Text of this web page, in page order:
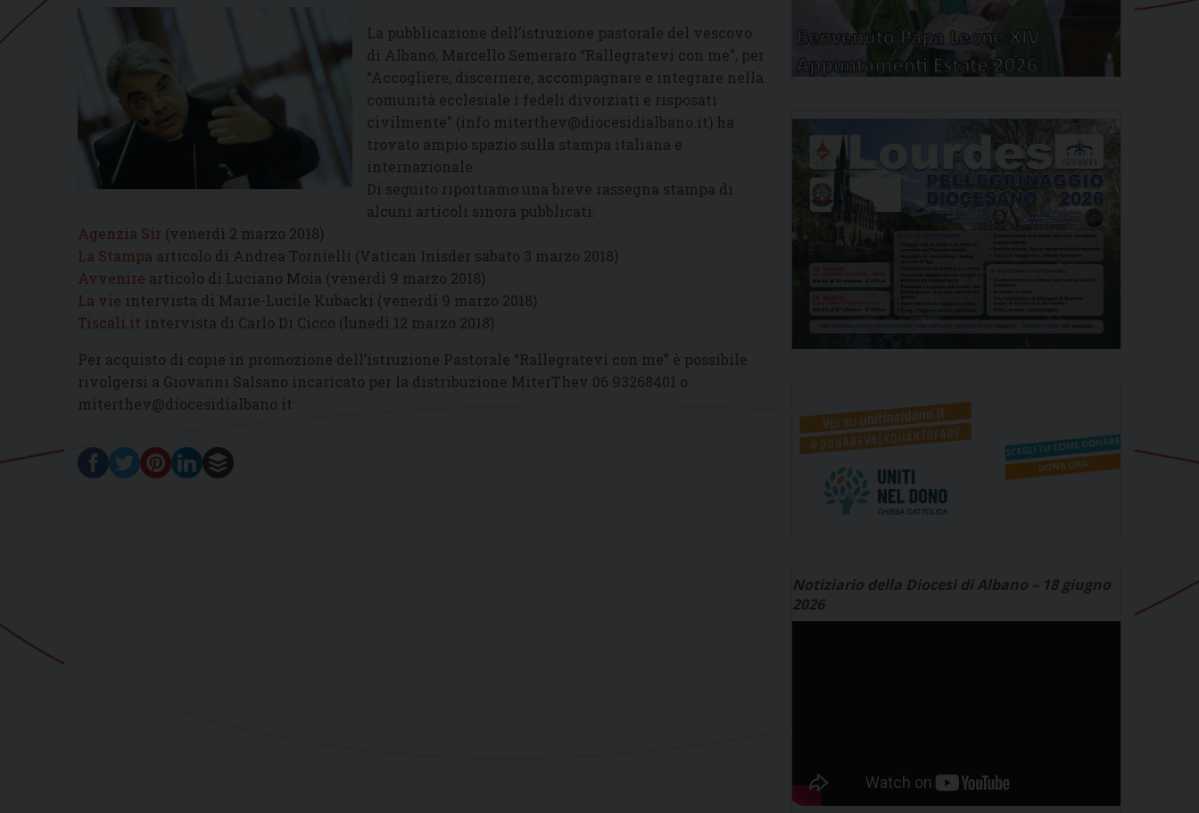
La pubblicazione dell’istruzione pastorale del vescovo
di Albano, Marcello Semeraro “Rallegratevi con me”, per
“Accogliere, discernere, accompagnare e integrare nella
comunità ecclesiale i fedeli divorziati e risposati
civilmente” (info miterthev@diocesidialbano.it) ha
trovato ampio spazio sulla stampa italiana e
internazionale.
Di seguito riportiamo una breve rassegna stampa di
alcuni articoli sinora pubblicati:
Agenzia Sir (venerdì 2 marzo 2018)
La Stampa articolo di Andrea Tornielli (Vatican Inisder sabato 3 marzo 2018)
Avvenire articolo di Luciano Moia (venerdì 9 marzo 2018)
La vie intervista di Marie-Lucile Kubacki (venerdì 9 marzo 2018)
Tiscali.it intervista di Carlo Di Cicco (lunedì 12 marzo 2018)
Per acquisto di copie in promozione dell’istruzione Pastorale “Rallegratevi con me” è possibile
rivolgersi a Giovanni Salsano incaricato per la distribuzione MiterThev 06 93268401 o
miterthev@diocesidialbano.it
Notiziario della Diocesi di Albano – 18 giugno
2026